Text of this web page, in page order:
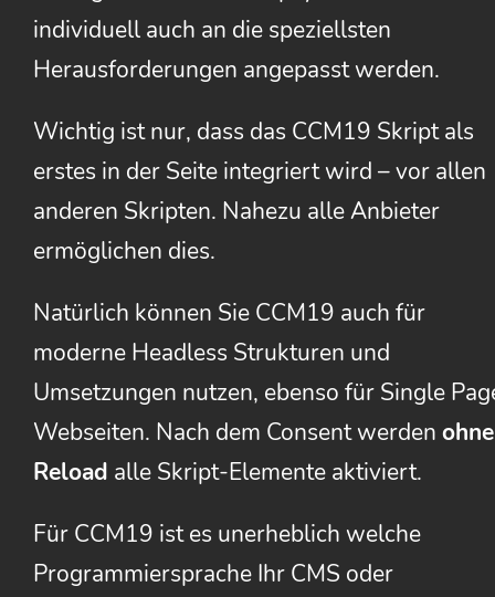
individuell auch an die speziellsten
Herausforderungen angepasst werden.
Wichtig ist nur, dass das CCM19 Skript als
erstes in der Seite integriert wird – vor allen
anderen Skripten. Nahezu alle Anbieter
ermöglichen dies.
Natürlich können Sie CCM19 auch für
moderne Headless Strukturen und
Umsetzungen nutzen, ebenso für Single
Webseiten. Nach dem Consent werden ohne
Reload alle Skript-Elemente aktiviert.
Für CCM19 ist es unerheblich welche
Programmiersprache Ihr CMS oder